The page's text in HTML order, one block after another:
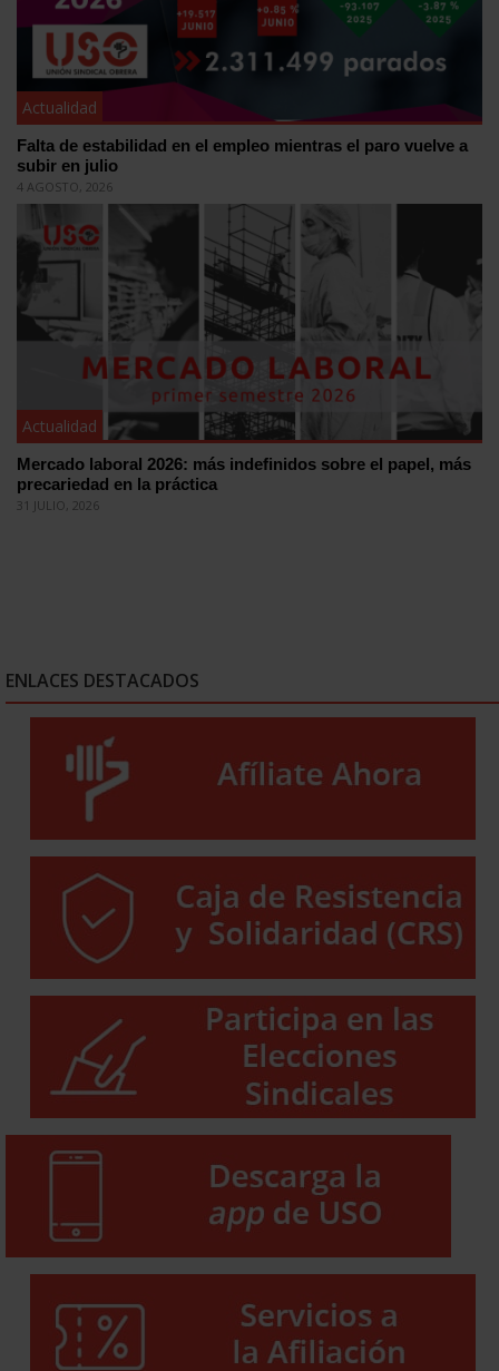
Actualidad
Falta de estabilidad en el empleo mientras el paro vuelve a
subir en julio
4 AGOSTO, 2026
Actualidad
Mercado laboral 2026: más indefinidos sobre el papel, más
precariedad en la práctica
31 JULIO, 2026
ENLACES DESTACADOS